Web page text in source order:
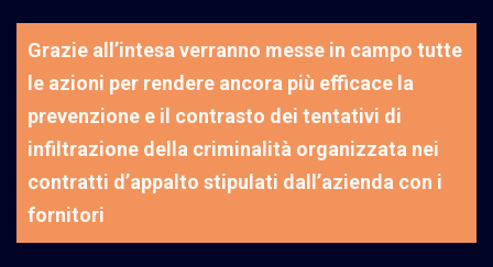
Grazie all’intesa verranno messe in campo tutte
le azioni per rendere ancora più efficace la
prevenzione e il contrasto dei tentativi di
infiltrazione della criminalità organizzata nei
contratti d’appalto stipulati dall’azienda con i
fornitori